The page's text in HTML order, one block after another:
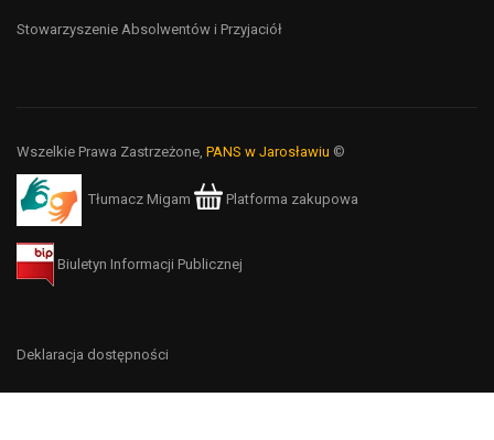
Stowarzyszenie Absolwentów i Przyjaciół
Wszelkie Prawa Zastrzeżone, PANS w Jarosławiu ©
Tłumacz Migam Platforma zakupowa
Biuletyn Informacji Publicznej
Deklaracja dostępności